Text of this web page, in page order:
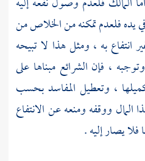
يده فلعدم تمكنه من الخلاص من
انتفاع به ، ومثل هذا لا تبيحه
، فإن الشرائع مبناها على
، وتعطيل المفاسد بحسب
المال ووقفه ومنعه عن الانتفاع
يصار إليه .